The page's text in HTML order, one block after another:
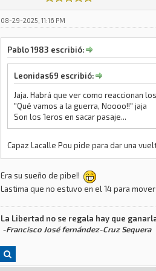
08-29-2025, 11:16 PM
Pablo 1983 escribió:
Leonidas69 escribió:
Jaja. Habrá que ver como reaccionan
"Qué vamos a la guerra, Noooo!!" jaja
Son los 1eros en sacar pasaje...
Capaz Lacalle Pou pide para dar una
Era su sueño de pibe!!
Lastima que no estuvo en el 14 para
La Libertad no se regala hay que
-Francisco José fernández-Cruz Sequera